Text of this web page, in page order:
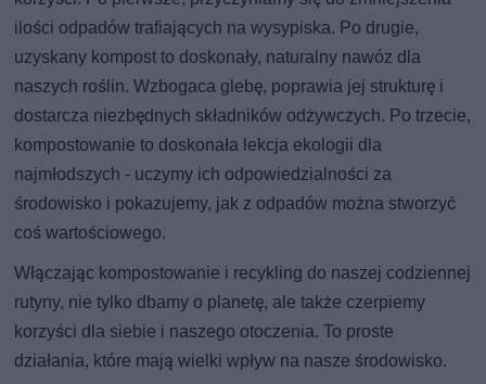
ilości odpadów trafiających na wysypiska. Po drugie,
uzyskany kompost to doskonały, naturalny nawóz dla
naszych roślin. Wzbogaca glebę, poprawia jej strukturę i
dostarcza niezbędnych składników odżywczych. Po trzecie,
kompostowanie to doskonała lekcja ekologii dla
najmłodszych - uczymy ich odpowiedzialności za
środowisko i pokazujemy, jak z odpadów można stworzyć
coś wartościowego.
Włączając kompostowanie i recykling do naszej codziennej
rutyny, nie tylko dbamy o planetę, ale także czerpiemy
korzyści dla siebie i naszego otoczenia. To proste
działania, które mają wielki wpływ na nasze środowisko.